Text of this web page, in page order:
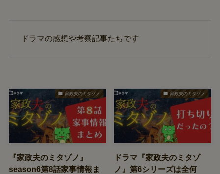
ドラマの感想や考察記事たちです
家政夫のミタゾノ
『家政夫のミタゾノ』
season6第8話家事情報ま
家政夫のミタゾノ
ドラマ『家政夫のミタゾ
ノ』第6シリーズは全何